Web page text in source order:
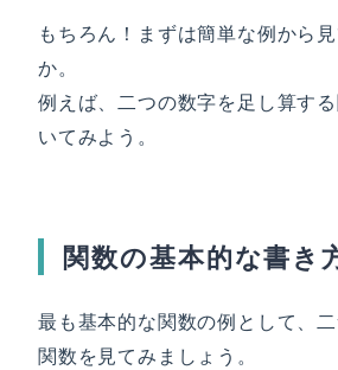
もちろん！まずは簡単な例から
か。
例えば、二つの数字を足し算す
いてみよう。
関数の基本的な書き
最も基本的な関数の例として、
関数を見てみましょう。